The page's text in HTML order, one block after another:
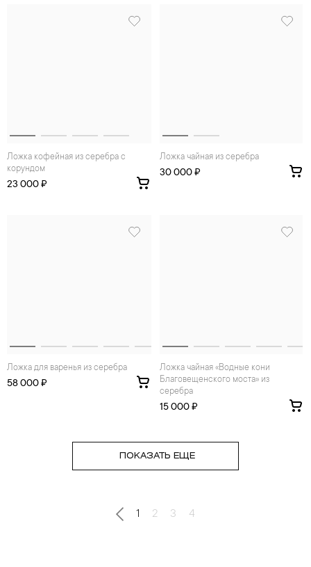
Ложка кофейная из серебра с
корундом
23 000 ₽
Ложка чайная из серебра
30 000 ₽
Ложка для варенья из серебра
58 000 ₽
ложка чайная «Водные кони
Благовещенского моста» из
серебра
15 000 ₽
ПОКАЗАТЬ ЕЩЕ
1 2 3 4